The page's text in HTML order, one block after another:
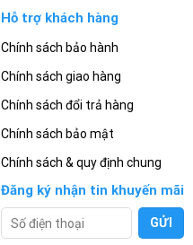
Hỗ trợ khách hàng
Chính sách bảo hành
Chính sách giao hàng
Chính sách đổi trả hàng
Chính sách bảo mật
Chính sách & quy định chung
Đăng ký nhận tin khuyến mãi